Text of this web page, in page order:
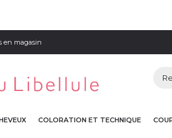
en magasin
COLORATION ET TECHNIQUE